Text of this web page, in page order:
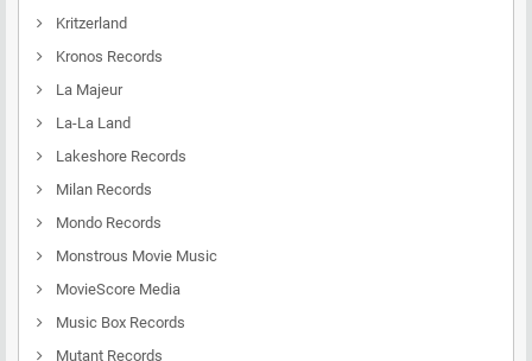
Kritzerland
Kronos Records
La Majeur
La-La Land
Lakeshore Records
Milan Records
Mondo Records
Monstrous Movie Music
MovieScore Media
Music Box Records
Mutant Records